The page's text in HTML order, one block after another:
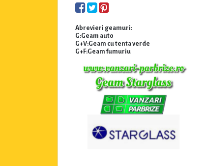
Abrevieri geamuri:
G:Geam auto
G+V:Geam cu tenta verde
G+F:Geam fumuriu